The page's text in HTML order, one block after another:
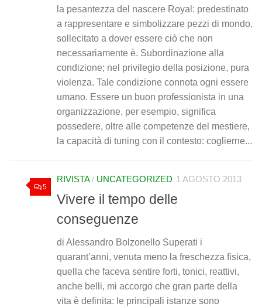
la pesantezza del nascere Royal: predestinato
a rappresentare e simbolizzare pezzi di mondo,
sollecitato a dover essere ciò che non
necessariamente è. Subordinazione alla
condizione; nel privilegio della posizione, pura
violenza. Tale condizione connota ogni essere
umano. Essere un buon professionista in una
organizzazione, per esempio, significa
possedere, oltre alle competenze del mestiere,
la capacità di tuning con il contesto: coglierne...
5
RIVISTA/ UNCATEGORIZED 1 AGOSTO 2013
Vivere il tempo delle
conseguenze
di Alessandro Bolzonello Superati i
quarant’anni, venuta meno la freschezza fisica,
quella che faceva sentire forti, tonici, reattivi,
anche belli, mi accorgo che gran parte della
vita è definita: le principali istanze sono